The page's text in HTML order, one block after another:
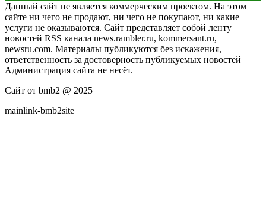
Данный сайт не является коммерческим проектом. На этом
сайте ни чего не продают, ни чего не покупают, ни какие
услуги не оказываются. Сайт представляет собой ленту
новостей RSS канала news.rambler.ru, kommersant.ru,
newsru.com. Материалы публикуются без искажения,
ответственность за достоверность публикуемых новостей
Администрация сайта не несёт.
Сайт от bmb2 @ 2025
mainlink-bmb2site